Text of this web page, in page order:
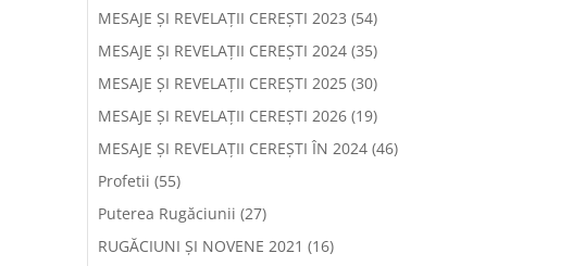
MESAJE ȘI REVELAȚII CEREȘTI 2023 (54)
MESAJE ȘI REVELAȚII CEREȘTI 2024(35)
MESAJE ȘI REVELAȚII CEREȘTI 2025(30)
MESAJE ȘI REVELAȚII CEREȘTI 2026(19)
MESAJE ȘI REVELAȚII CEREȘTI ÎN 2024(46)
Profetii (55)
Puterea Rugăciunii (27)
RUGĂCIUNI ȘI NOVENE 2021 (16)